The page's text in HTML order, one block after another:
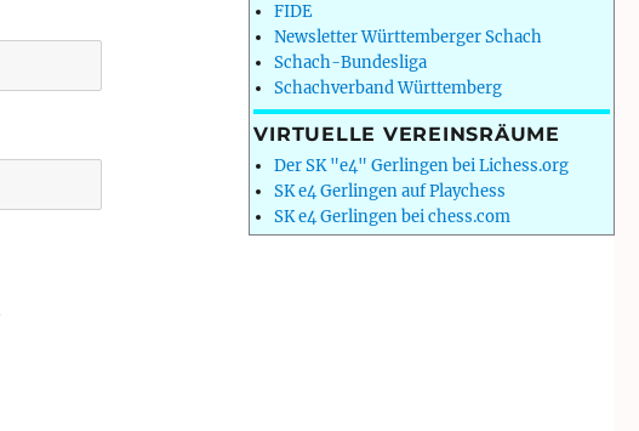
FIDE
Newsletter Württemberger Schach
Schach-Bundesliga
Schachverband Württemberg
VIRTUELLE VEREINSRÄUME
Der SK "e4" Gerlingen bei Lichess.org
SK e4 Gerlingen auf Playchess
SK e4 Gerlingen bei chess.com